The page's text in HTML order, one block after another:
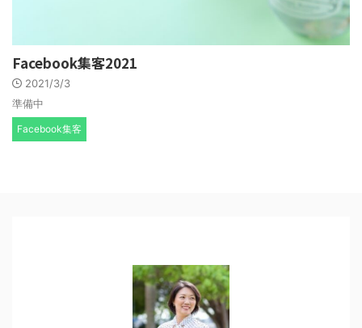
Facebook集客2021
2021/3/3
準備中
Facebook集客